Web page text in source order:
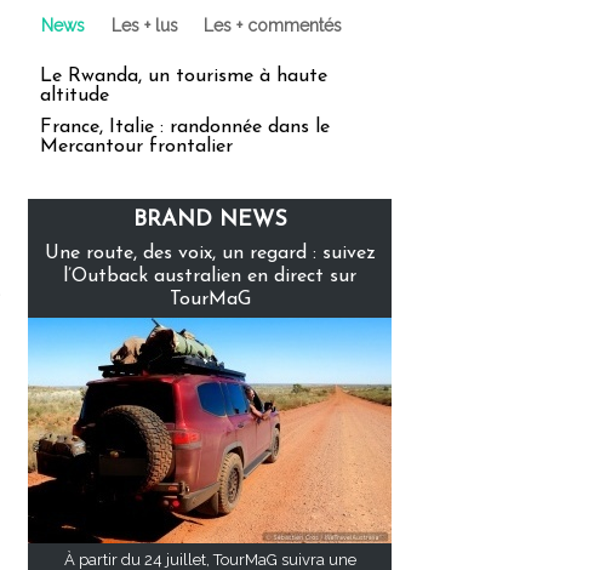
News Les + lus Les + commentés
Le Rwanda, un tourisme à haute
altitude
France, Italie : randonnée dans le
Mercantour frontalier
BRAND NEWS
Une route, des voix, un regard : suivez
l’Outback australien en direct sur
TourMaG
À partir du 24 juillet, TourMaG suivra une